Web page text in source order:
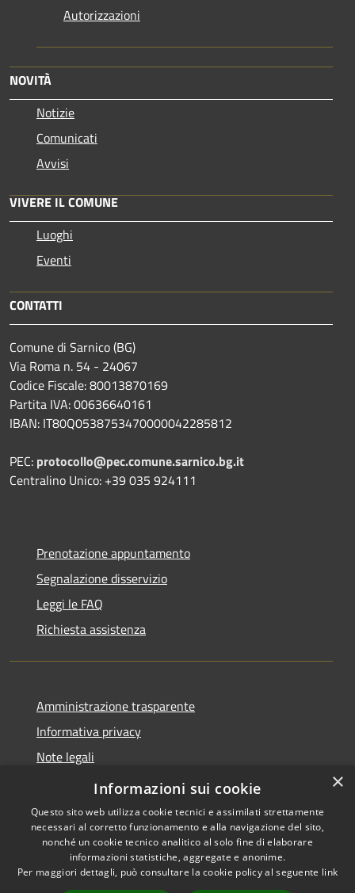
Autorizzazioni
NOVITÀ
Notizie
Comunicati
Avvisi
VIVERE IL COMUNE
Luoghi
Eventi
CONTATTI
Comune di Sarnico (BG)
Via Roma n. 54 - 24067
Codice Fiscale: 80013870169
Partita IVA: 00636640161
IBAN: IT80Q0538753470000042285812
PEC: protocollo@pec.comune.sarnico.bg.it
Centralino Unico: +39 035 924111
Prenotazione appuntamento
Segnalazione disservizio
Leggi le FAQ
Richiesta assistenza
Amministrazione trasparente
Informativa privacy
Note legali
Dichiarazione di accessibilità
Accessibilità
Copyright © 2026 • Comune di
Sarnico • Powered by
×
Informazioni sui cookie
Questo sito web utilizza cookie tecnici e assimilati strettamente
necessari al corretto funzionamento e alla navigazione del sito,
nonché un cookie tecnico analitico al solo fine di elaborare
informazioni statistiche, aggregate e anonime.
Per maggiori dettagli, può consultare la cookie policy al seguente link